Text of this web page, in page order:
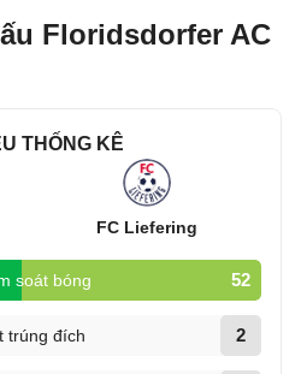
Floridsdorfer AC
THỐNG KÊ
FC Liefering
soát bóng 52
trúng đích 2